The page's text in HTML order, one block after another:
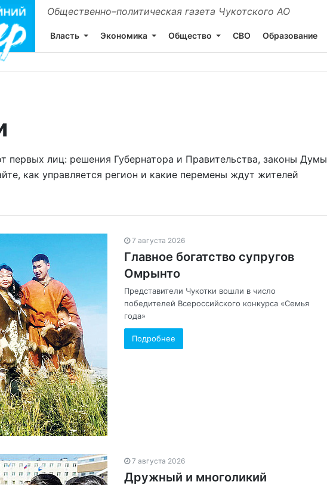
Общественно–политическая газета Чукотского АО
Власть Экономика Общество СВО Образование
первых лиц: решения Губернатора и Правительства, законы Думы
как управляется регион и какие перемены ждут жителей
7 августа 2026
Главное богатство супругов
Омрынто
Представители Чукотки вошли в число
победителей Всероссийского конкурса «Семья
года»
Подробнее
7 августа 2026
Дружный и многоликий